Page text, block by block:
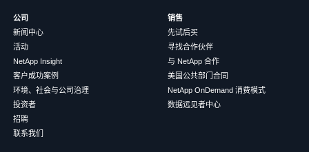
公司
新闻中心
活动
NetApp Insight
客户成功案例
环境、社会与公司治理
投资者
招聘
联系我们
销售
先试后买
寻找合作伙伴
与 NetApp 合作
美国公共部门合同
NetApp OnDemand 消费模式
数据远见者中心